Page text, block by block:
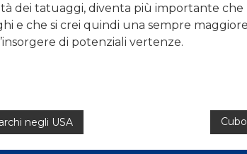
dei tatuaggi, diventa più importante che
e che si crei quindi una sempre maggiore
di potenziali vertenze.
negli USA